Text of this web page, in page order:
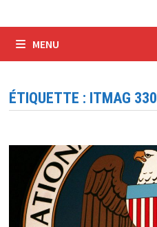
MENU
ÉTIQUETTE : ITMAG 330